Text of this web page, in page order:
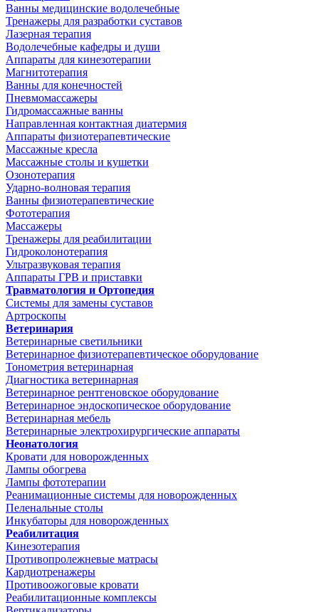
Ванны медицинские водолечебные
Тренажеры для разработки суставов
Лазерная терапия
Водолечебные кафедры и души
Аппараты для кинезотерапии
Магнитотерапия
Ванны для конечностей
Пневмомассажеры
Гидромассажные ванны
Направленная контактная диатермия
Аппараты физиотерапевтические
Массажные кресла
Массажные столы и кушетки
Озонотерапия
Ударно-волновая терапия
Ванны физиотерапевтические
Фототерапия
Массажеры
Тренажеры для реабилитации
Гидроколонотерапия
Ультразвуковая терапия
Аппараты ГРВ и приставки
Травматология и Ортопедия
Системы для замены суставов
Артроскопы
Ветеринария
Ветеринарные светильники
Ветеринарное физиотерапевтическое оборудование
Тонометрия ветеринарная
Диагностика ветеринарная
Ветеринарное рентгеновское оборудование
Ветеринарное эндоскопическое оборудование
Ветеринарная мебель
Ветеринарные электрохирургические аппараты
Неонатология
Кровати для новорожденных
Лампы обогрева
Лампы фототерапии
Реанимационные системы для новорожденных
Пеленальные столы
Инкубаторы для новорожденных
Реабилитация
Кинезотерапия
Противопролежневые матрасы
Кардиотренажеры
Противоожоговые кровати
Реабилитационные комплексы